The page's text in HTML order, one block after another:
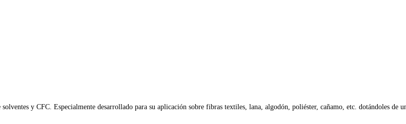
y CFC. Especialmente desarrollado para su aplicación sobre fibras textiles, lana, algodón, poliéster, cañamo, etc. dotándoles de